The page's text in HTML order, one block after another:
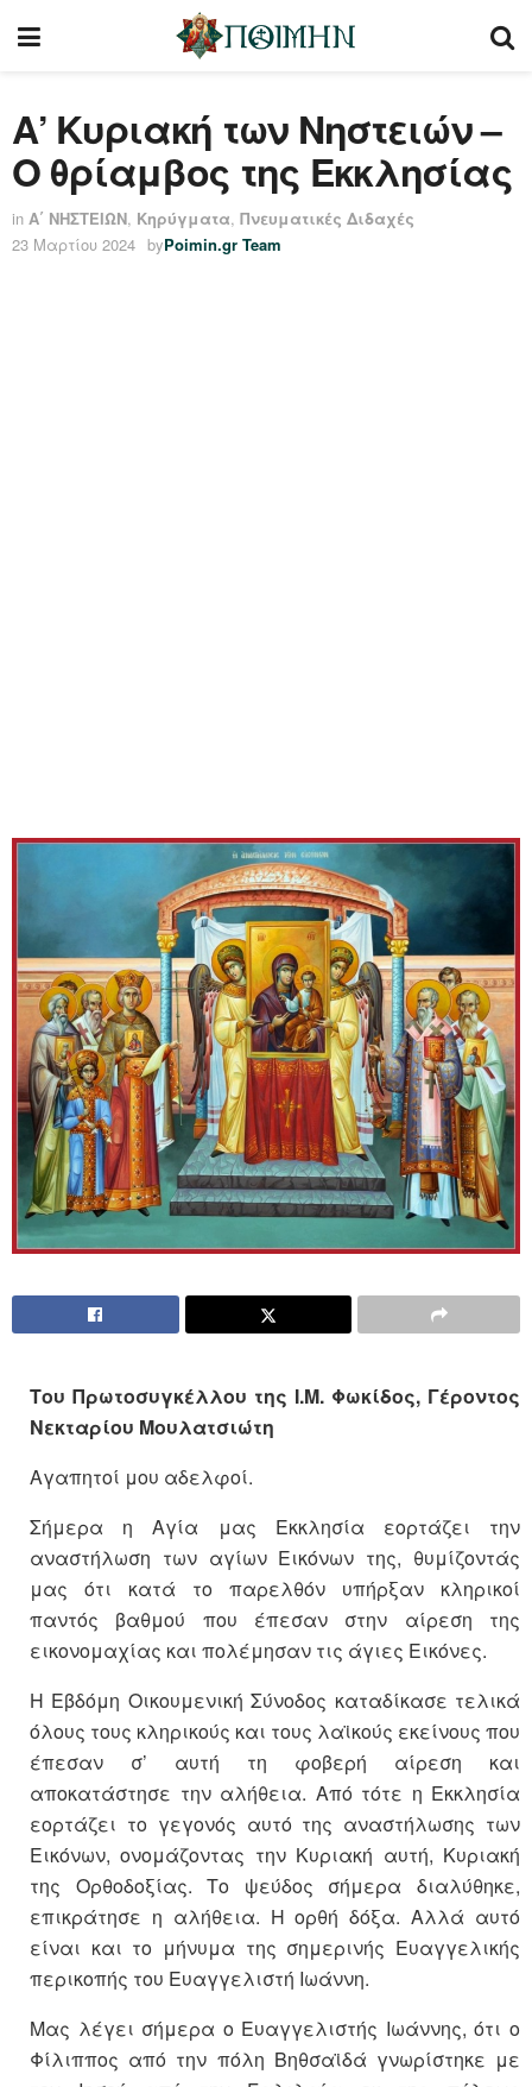
Α’ Κυριακή των Νηστειών –
Ο θρίαμβος της Εκκλησίας
in Α΄ ΝΗΣΤΕΙΩΝ, Κηρύγματα, Πνευματικές Διδαχές
23 Μαρτίου 2024 byPoimin.gr Team
Του Πρωτοσυγκέλλου της Ι.Μ. Φωκίδος, Γέροντος
Νεκταρίου Μουλατσιώτη
Αγαπητοί μου αδελφοί.
Σήμερα η Αγία μας Εκκλησία εορτάζει την
αναστήλωση των αγίων Εικόνων της, θυμίζοντάς
μας ότι κατά το παρελθόν υπήρξαν κληρικοί
παντός βαθμού που έπεσαν στην αίρεση της
εικονομαχίας και πολέμησαν τις άγιες Εικόνες.
Η Εβδόμη Οικουμενική Σύνοδος καταδίκασε τελικά
όλους τους κληρικούς και τους λαϊκούς εκείνους που
έπεσαν σ’ αυτή τη φοβερή αίρεση και
αποκατάστησε την αλήθεια. Από τότε η Εκκλησία
εορτάζει το γεγονός αυτό της αναστήλωσης των
Εικόνων, ονομάζοντας την Κυριακή αυτή, Κυριακή
της Ορθοδοξίας. Το ψεύδος σήμερα διαλύθηκε,
επικράτησε η αλήθεια. Η ορθή δόξα. Αλλά αυτό
είναι και το μήνυμα της σημερινής Ευαγγελικής
περικοπής του Ευαγγελιστή Ιωάννη.
Μας λέγει σήμερα ο Ευαγγελιστής Ιωάννης, ότι ο
Φίλιππος από την πόλη Βηθσαϊδά γνωρίστηκε με